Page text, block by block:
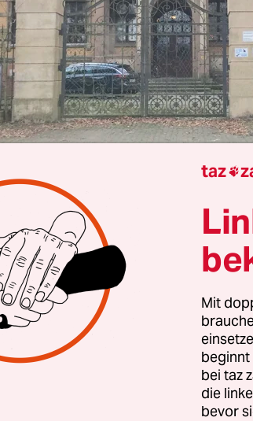
Von Andreas Speit
Die Polizei fuhr vergangene
Mecklenburg-Vorpommern vor.
mit der Aufschrift „Vorsicht vor
Hunde- und eine
Hausherr des Schlosses in
und gehört im Kreistag
taz 
Mit
beginnt
bei taz
die
bevor